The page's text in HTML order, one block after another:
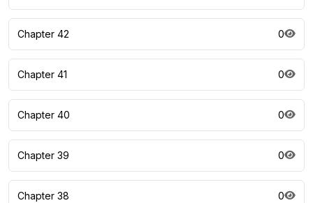
Chapter 42 0
Chapter 41 0
Chapter 40 0
Chapter 39 0
Chapter 38 0